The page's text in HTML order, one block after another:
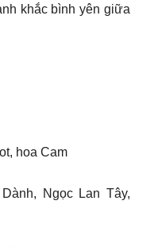
khắc bình yên giữa
hoa Cam
Ngọc Lan Tây,